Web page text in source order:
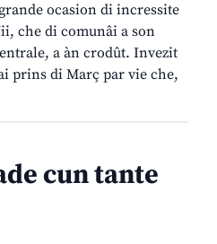
ocasion di incressite
che di comunâi a son
a àn crodût. Invezit
prins di Març par vie che,
cun tante